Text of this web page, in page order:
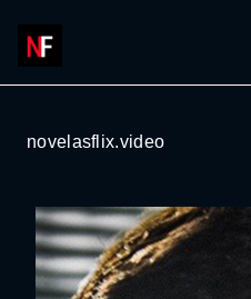
novelasflix.video